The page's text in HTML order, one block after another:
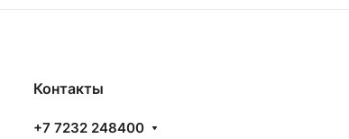
Контакты
+7 7232 248400